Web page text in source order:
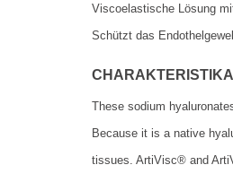
Viscoelastische Lösung
Schützt das
These sodium
Because it is a native
tissues. ArtiVisc® and